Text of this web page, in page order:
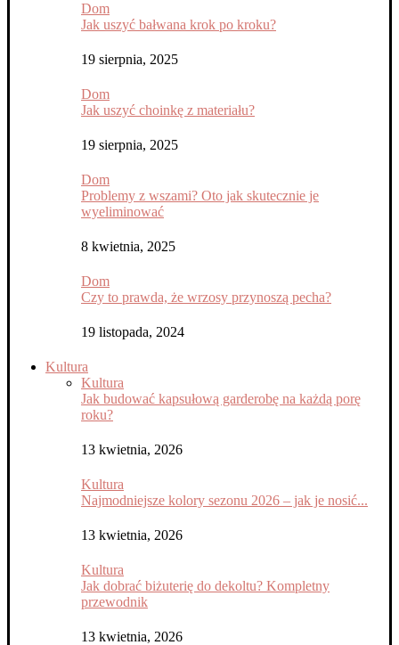
Dom
Jak uszyć bałwana krok po kroku?
19 sierpnia, 2025
Dom
Jak uszyć choinkę z materiału?
19 sierpnia, 2025
Dom
Problemy z wszami? Oto jak skutecznie je
wyeliminować
8 kwietnia, 2025
Dom
Czy to prawda, że wrzosy przynoszą pecha?
19 listopada, 2024
Kultura
Kultura
Jak budować kapsułową garderobę na każdą porę
roku?
13 kwietnia, 2026
Kultura
Najmodniejsze kolory sezonu 2026 – jak je nosić...
13 kwietnia, 2026
Kultura
Jak dobrać biżuterię do dekoltu? Kompletny
przewodnik
13 kwietnia, 2026